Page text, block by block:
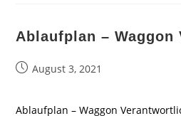
Ablaufplan –
BeitragAugust 3, 2021
Ablaufplan – Waggon